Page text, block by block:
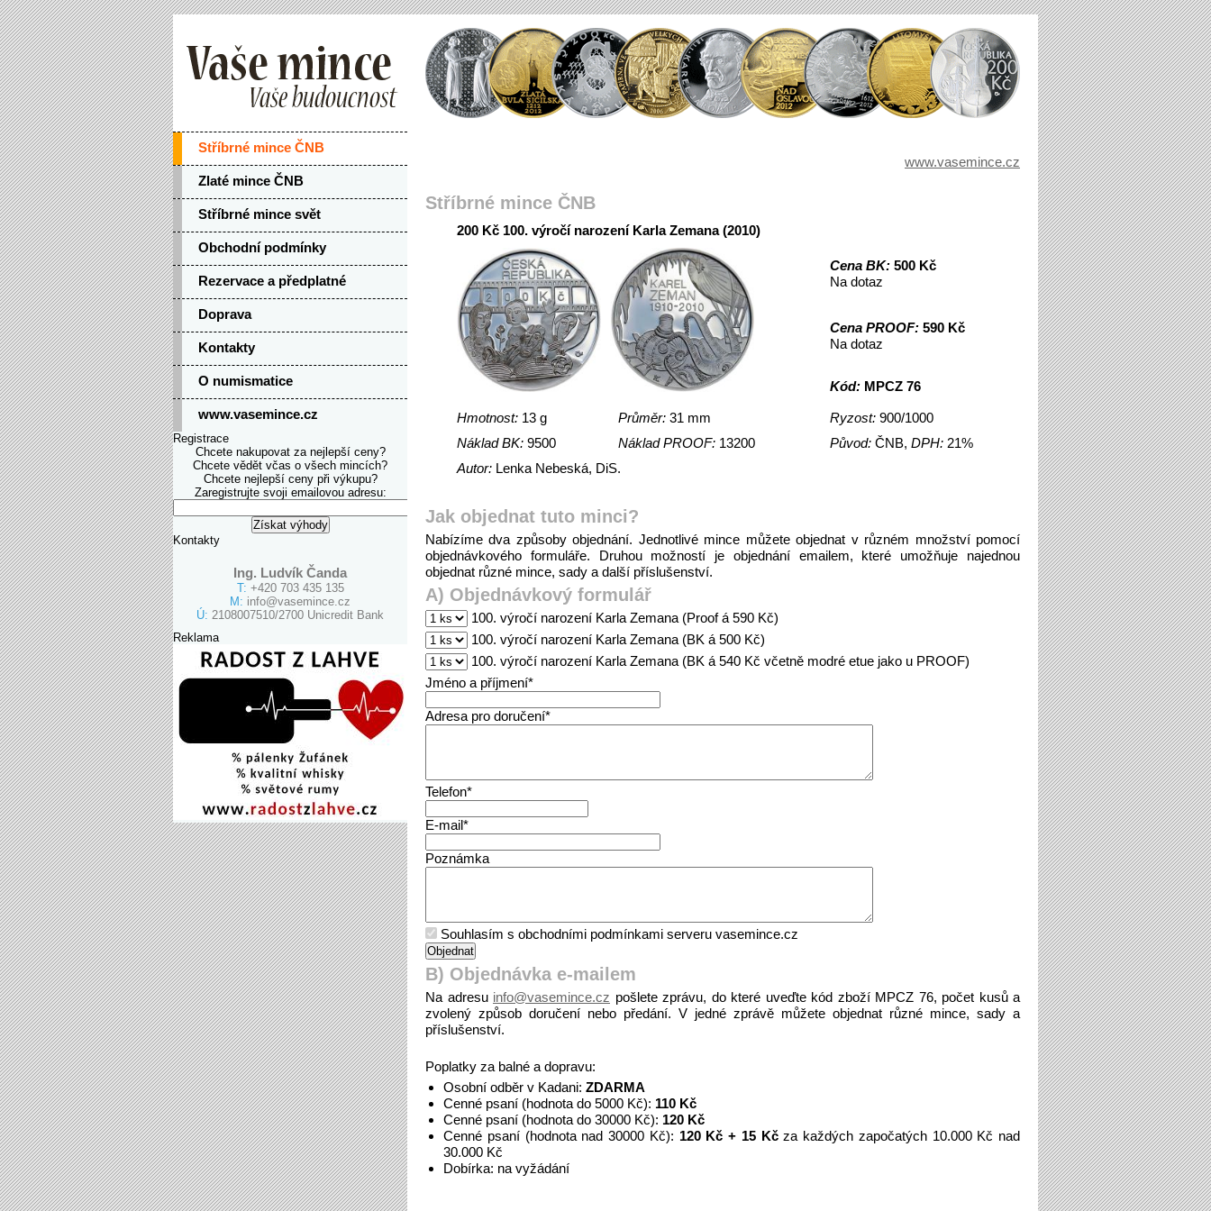
Stříbrné mince ČNB
Zlaté mince ČNB
Stříbrné mince svět
Obchodní podmínky
Rezervace a předplatné
Doprava
Kontakty
O numismatice
www.vasemince.cz
Registrace
Chcete nakupovat za nejlepší ceny?
Chcete vědět včas o všech mincích?
Chcete nejlepší ceny při výkupu?
Zaregistrujte svoji emailovou adresu:
Kontakty
Ing. Ludvík Čanda
T: +420 703 435 135
M: info@vasemince.cz
Ú: 2108007510/2700 Unicredit Bank
Reklama
www.vasemince.cz
Stříbrné mince ČNB
200 Kč 100. výročí narození Karla Zemana (2010)
Cena BK: 500 Kč
Na dotaz
Cena PROOF: 590 Kč
Na dotaz
Kód: MPCZ 76
Hmotnost: 13 g Průměr: 31 mm Ryzost: 900/1000
Náklad BK: 9500 Náklad PROOF: 13200 Původ: ČNB, DPH: 21%
Autor: Lenka Nebeská, DiS.
Jak objednat tuto minci?
Nabízíme dva způsoby objednání. Jednotlivé mince můžete objednat v různém množství pomocí
objednávkového formuláře. Druhou možností je objednání emailem, které umožňuje najednou
objednat různé mince, sady a další příslušenství.
A) Objednávkový formulář
100. výročí narození Karla Zemana (Proof á 590 Kč)
100. výročí narození Karla Zemana (BK á 500 Kč)
100. výročí narození Karla Zemana (BK á 540 Kč včetně modré etue jako u PROOF)
Jméno a příjmení*
Adresa pro doručení*
Telefon*
E-mail*
Poznámka
Souhlasím s obchodními podmínkami serveru vasemince.cz
B) Objednávka e-mailem
Na adresu info@vasemince.cz pošlete zprávu, do které uveďte kód zboží MPCZ 76, počet kusů a
zvolený způsob doručení nebo předání. V jedné zprávě můžete objednat různé mince, sady a
příslušenství.
Poplatky za balné a dopravu:
Osobní odběr v Kadani: ZDARMA
Cenné psaní (hodnota do 5000 Kč): 110 Kč
Cenné psaní (hodnota do 30000 Kč): 120 Kč
Cenné psaní (hodnota nad 30000 Kč): 120 Kč + 15 Kčza každých započatých 10.000 Kč nad
30.000 Kč
Dobírka: na vyžádání